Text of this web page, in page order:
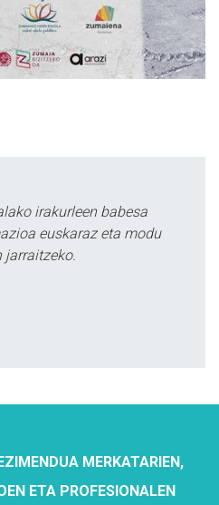
irakurleen babesa
euskaraz eta modu
jarraitzeko.
MERKATARIEN,
ETA PROFESIONALEN